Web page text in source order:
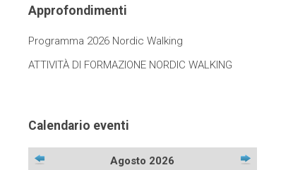
Approfondimenti
Programma 2026 Nordic Walking
ATTIVITÀ DI FORMAZIONE NORDIC WALKING
Calendario eventi
Agosto 2026